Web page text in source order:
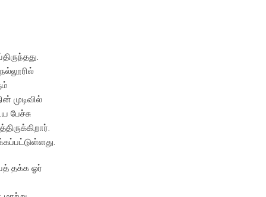
முடிவில்
பேச்சு
தக்க ஓர்